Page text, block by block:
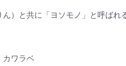
）と共に「ヨソモノ」と呼ばれ
ワラベ